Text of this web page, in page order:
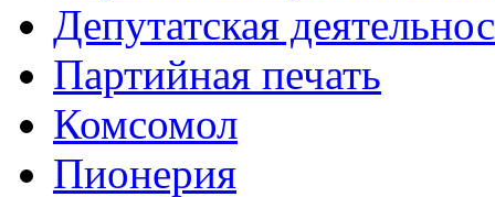
Депутатская
Партийная печать
Комсомол
Пионерия